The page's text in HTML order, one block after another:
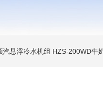
汽悬浮冷水机组 HZS-200WD牛